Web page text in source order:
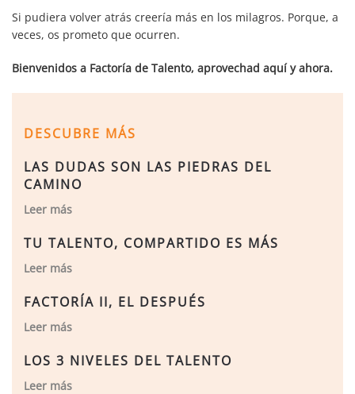
Si pudiera volver atrás creería más en los milagros. Porque, a
veces, os prometo que ocurren.
Bienvenidos a Factoría de Talento, aprovechad aquí y ahora.
DESCUBRE MÁS
LAS DUDAS SON LAS PIEDRAS DEL
CAMINO
Leer más
TU TALENTO, COMPARTIDO ES MÁS
Leer más
FACTORÍA II, EL DESPUÉS
Leer más
LOS 3 NIVELES DEL TALENTO
Leer más